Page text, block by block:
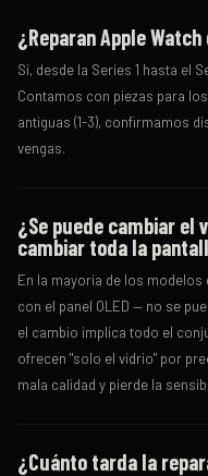
¿Reparan Apple
Sí, desde la Series 1 hasta el
Contamos con piezas para
antiguas (1-3), confirmamos
vengas.
¿Se puede cambiar el
cambiar toda la
En la mayoría de los modelos
con el panel OLED — no se
el cambio implica todo el
ofrecen "solo el vidrio" por
mala calidad y pierde la
¿Cuánto tarda la